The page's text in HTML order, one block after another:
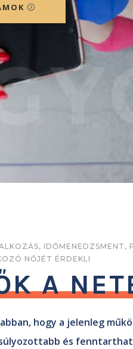
IDŐMENEDZSMENT,
NŐJÉT ÉRDEKLI
A
hogy a jelenleg
és